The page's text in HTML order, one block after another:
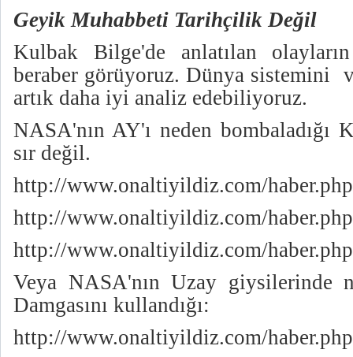
Geyik Muhabbeti Tarihçilik Değil
Kulbak Bilge'de anlatılan olayların
beraber görüyoruz. Dünya sistemini
artık daha iyi analiz edebiliyoruz.
NASA'nın AY'ı neden bombaladığı
sır değil.
http://www.onaltiyildiz.com/
http://www.onaltiyildiz.com/
http://www.onaltiyildiz.com/
Veya NASA'nın Uzay giysilerinde
Damgasını kullandığı:
http://www.onaltiyildiz.com/